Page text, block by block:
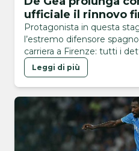
ufficiale il rinnovo
Protagonista in questa
l’estremo difensore
carriera a Firenze: tutti i
Leggi di più